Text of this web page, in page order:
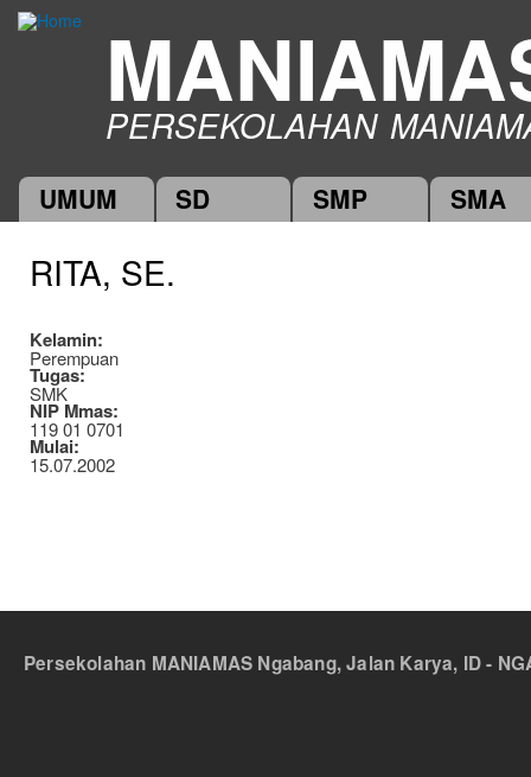
PERSEKOLAHAN
Main menu
UMUM SD SMP SMA
RITA, SE.
Kelamin:
Perempuan
Tugas:
SMK
NIP Mmas:
119 01 0701
Mulai:
15.07.2002
Persekolahan MANIAMAS Ngabang, Jalan Karya, ID -